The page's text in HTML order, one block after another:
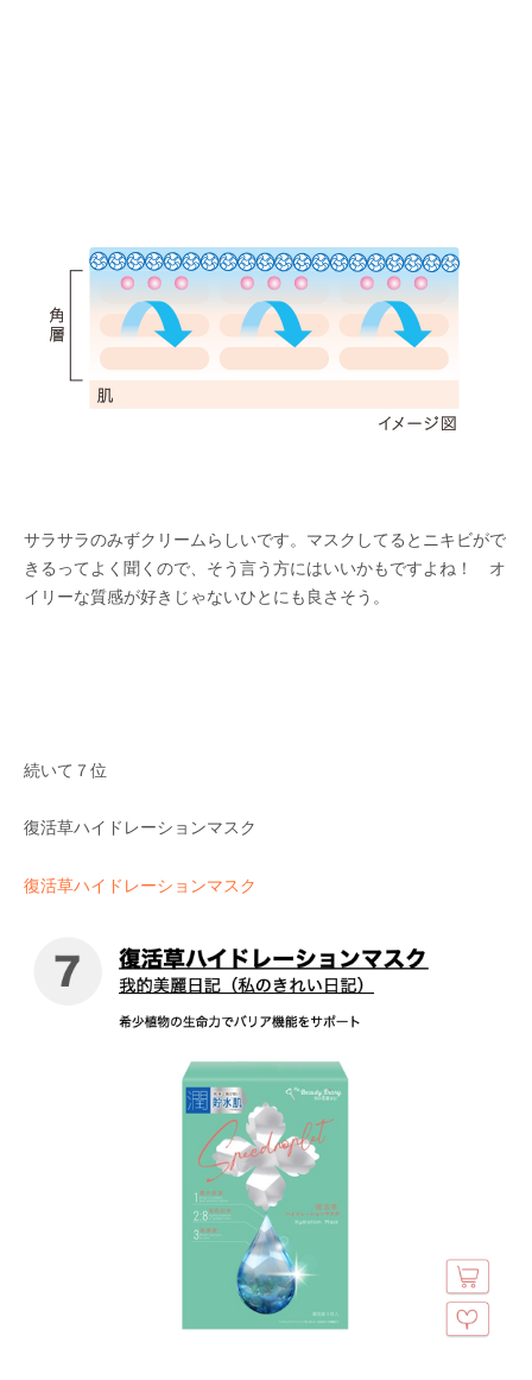
サラサラのみずクリームらしいです。マスクしてるとニキビがで
きるってよく聞くので、そう言う方にはいいかもですよね！ オ
イリーな質感が好きじゃないひとにも良さそう。
続いて７位
復活草ハイドレーションマスク
復活草ハイドレーションマスク